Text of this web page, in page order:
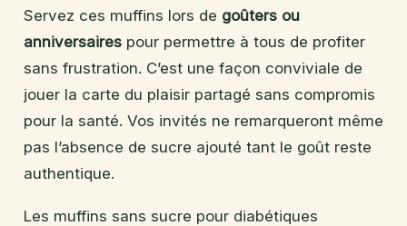
Servez ces muffins lors de goûters ou
anniversaires pour permettre à tous de profiter
sans frustration. C’est une façon conviviale de
jouer la carte du plaisir partagé sans compromis
pour la santé. Vos invités ne remarqueront même
pas l’absence de sucre ajouté tant le goût reste
authentique.
Les muffins sans sucre pour diabétiques